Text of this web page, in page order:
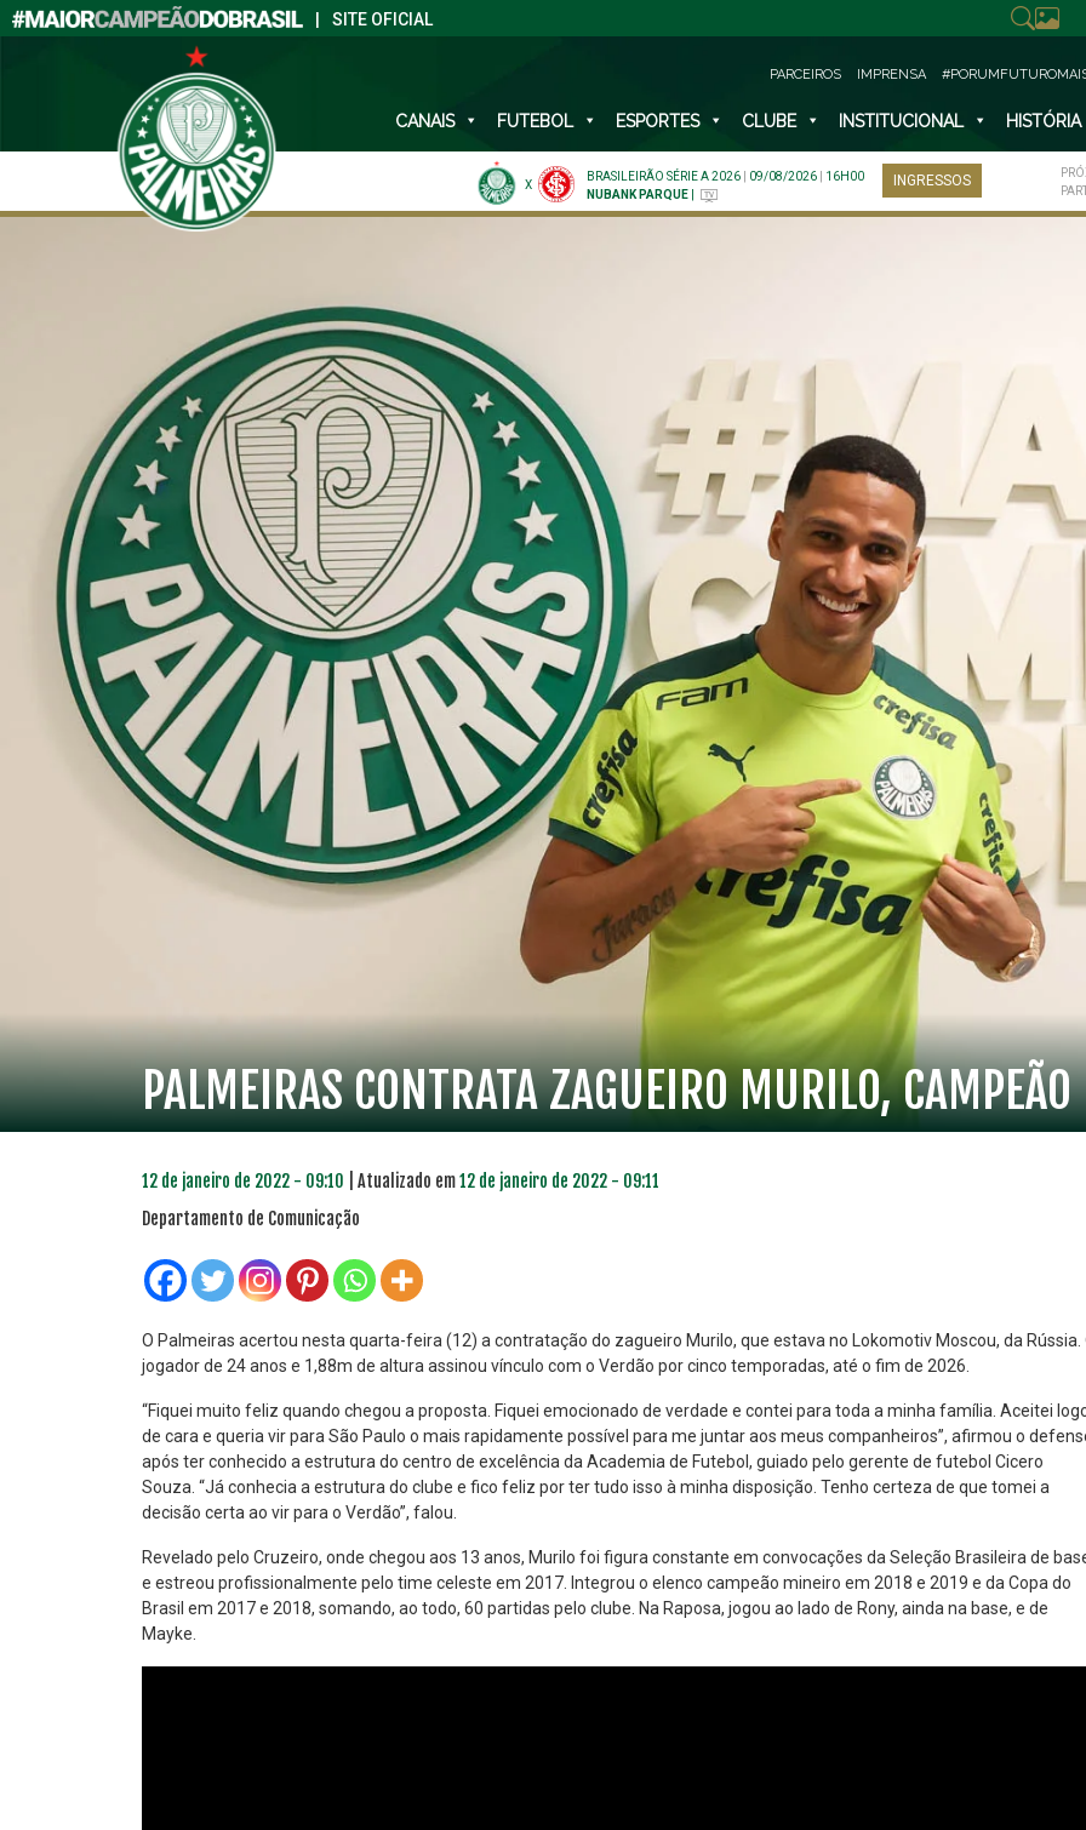
SITE OFICIAL
PARCEIROS IMPRENSA
CANAIS FUTEBOL ESPORTES CLUBE INSTITUCIONAL HISTÓRIA
X
BRASILEIRÃO SÉRIE A 2026 09/08/2026
16H00
NUBANK PARQUE
INGRESSOS
PALMEIRAS CONTRATA ZAGUEIRO MURILO,
12 de janeiro de 2022 - 09:10 | Atualizado em12 de janeiro de 2022 - 09:11
Departamento de Comunicação
O Palmeiras acertou nesta quarta-feira (12) a contratação do zagueiro Murilo, que estava no Lokomotiv Moscou, da Rússia.
jogador de 24 anos e 1,88m de altura assinou vínculo com o Verdão por cinco temporadas, até o fim de 2026.
“Fiquei muito feliz quando chegou a proposta. Fiquei emocionado de verdade e contei para toda a minha família. Aceitei
de cara e queria vir para São Paulo o mais rapidamente possível para me juntar aos meus companheiros”, afirmou o
após ter conhecido a estrutura do centro de excelência da Academia de Futebol, guiado pelo gerente de futebol Cicero
Souza. “Já conhecia a estrutura do clube e fico feliz por ter tudo isso à minha disposição. Tenho certeza de que tomei a
decisão certa ao vir para o Verdão”, falou.
Revelado pelo Cruzeiro, onde chegou aos 13 anos, Murilo foi figura constante em convocações da Seleção Brasileira de
e estreou profissionalmente pelo time celeste em 2017. Integrou o elenco campeão mineiro em 2018 e 2019 e da Copa do
Brasil em 2017 e 2018, somando, ao todo, 60 partidas pelo clube. Na Raposa, jogou ao lado de Rony, ainda na base, e de
Mayke.
PLANO PRATA
R$46,04
PLANO ESPECIAL
R$ 23,01
PLANO PRATA SUPERIOR
R$85,52